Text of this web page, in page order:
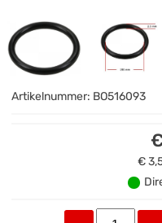
Artikelnummer: BO516093
€